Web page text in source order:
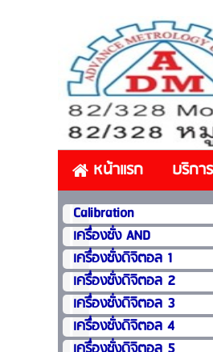
หน้าแรก บริกา
Calibration
เครื่องชั่ง AND
เครื่องชั่งดิจิตอล 1
เครื่องชั่งดิจิตอล 2
เครื่องชั่งดิจิตอล 3
เครื่องชั่งดิจิตอล 4